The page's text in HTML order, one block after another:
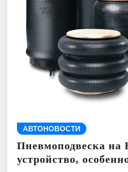
АВТОНОВОСТИ
Пневмоподвеска на
устройство,